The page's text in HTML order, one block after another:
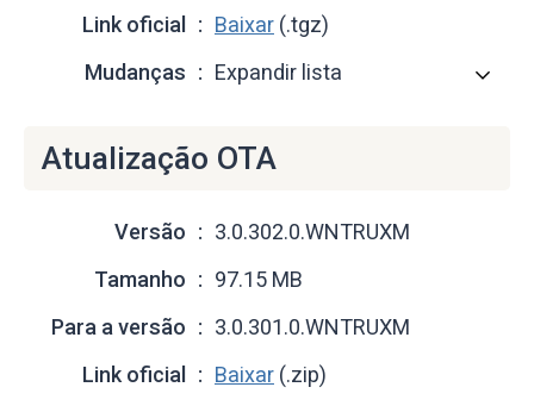
Link oficial
Baixar (.tgz)
Mudanças
Expandir lista
Atualização OTA
Versão
3.0.302.0.WNTRUXM
Tamanho
97.15 MB
Para a versão
3.0.301.0.WNTRUXM
Link oficial
Baixar (.zip)